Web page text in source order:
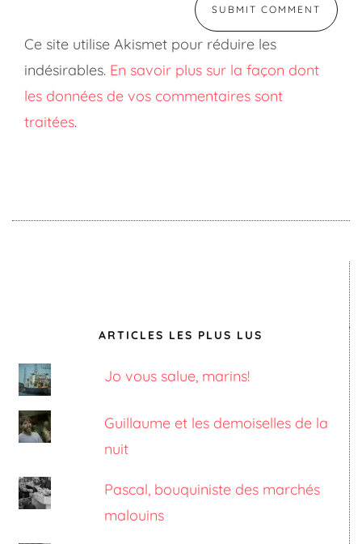
Ce site utilise Akismet pour réduire les
indésirables. En savoir plus sur la façon dont
les données de vos commentaires sont
traitées.
ARTICLES LES PLUS LUS
Jo vous salue, marins!
Guillaume et les demoiselles de la
nuit
Pascal, bouquiniste des marchés
malouins